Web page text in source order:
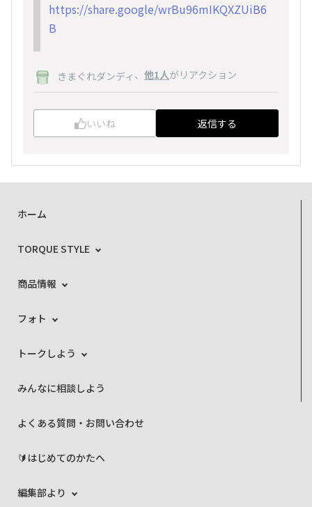
https://share.google/wrBu96mIKQXZUiB6
B
きまぐれダンディ 、 他1人がリアクション
いいね 返信する
ホーム
TORQUE STYLE
商品情報
フォト
トークしよう
みんなに相談しよう
よくある質問・お問い合わせ
🔰はじめてのかたへ
編集部より